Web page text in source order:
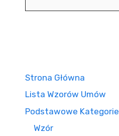
Strona Główna
Lista Wzorów Umów
Podstawowe Kategorie
Wzór